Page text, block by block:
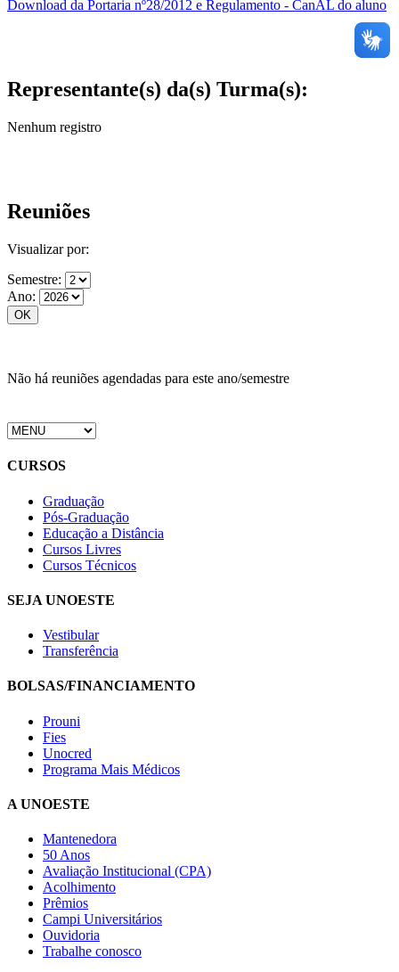
Download da Portaria nº28/2012 e Regulamento - CanAL do aluno
Representante(s) da(s) Turma(s):
Nenhum registro
Reuniões
Visualizar por:
Semestre:
Ano:
Não há reuniões agendadas para este ano/semestre
CURSOS
Graduação
Pós-Graduação
Educação a Distância
Cursos Livres
Cursos Técnicos
SEJA UNOESTE
Vestibular
Transferência
BOLSAS/FINANCIAMENTO
Prouni
Fies
Unocred
Programa Mais Médicos
A UNOESTE
Mantenedora
50 Anos
Avaliação Institucional (CPA)
Acolhimento
Prêmios
Campi Universitários
Ouvidoria
Trabalhe conosco